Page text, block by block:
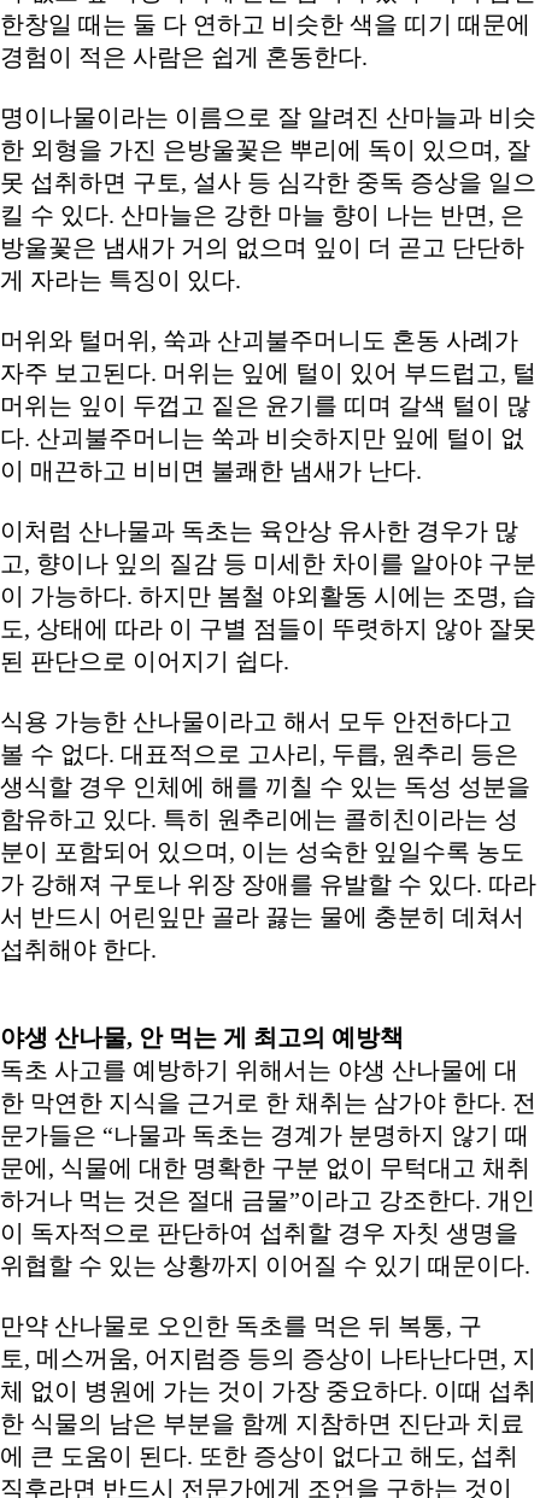
한창일 때는 둘 다 연하고 비슷한 색을 띠기 때문에
경험이 적은 사람은 쉽게 혼동한다.
명이나물이라는 이름으로 잘 알려진 산마늘과 비슷
한 외형을 가진 은방울꽃은 뿌리에 독이 있으며, 잘
못 섭취하면 구토, 설사 등 심각한 중독 증상을 일으
킬 수 있다. 산마늘은 강한 마늘 향이 나는 반면, 은
방울꽃은 냄새가 거의 없으며 잎이 더 곧고 단단하
게 자라는 특징이 있다.
머위와 털머위, 쑥과 산괴불주머니도 혼동 사례가
자주 보고된다. 머위는 잎에 털이 있어 부드럽고, 털
머위는 잎이 두껍고 짙은 윤기를 띠며 갈색 털이 많
다. 산괴불주머니는 쑥과 비슷하지만 잎에 털이 없
이 매끈하고 비비면 불쾌한 냄새가 난다.
이처럼 산나물과 독초는 육안상 유사한 경우가 많
고, 향이나 잎의 질감 등 미세한 차이를 알아야 구분
이 가능하다. 하지만 봄철 야외활동 시에는 조명, 습
도, 상태에 따라 이 구별 점들이 뚜렷하지 않아 잘못
된 판단으로 이어지기 쉽다.
식용 가능한 산나물이라고 해서 모두 안전하다고
볼 수 없다. 대표적으로 고사리, 두릅, 원추리 등은
생식할 경우 인체에 해를 끼칠 수 있는 독성 성분을
함유하고 있다. 특히 원추리에는 콜히친이라는 성
분이 포함되어 있으며, 이는 성숙한 잎일수록 농도
가 강해져 구토나 위장 장애를 유발할 수 있다. 따라
서 반드시 어린잎만 골라 끓는 물에 충분히 데쳐서
섭취해야 한다.
야생 산나물, 안 먹는 게 최고의 예방책
독초 사고를 예방하기 위해서는 야생 산나물에 대
한 막연한 지식을 근거로 한 채취는 삼가야 한다. 전
문가들은 “나물과 독초는 경계가 분명하지 않기 때
문에, 식물에 대한 명확한 구분 없이 무턱대고 채취
하거나 먹는 것은 절대 금물”이라고 강조한다. 개인
이 독자적으로 판단하여 섭취할 경우 자칫 생명을
위협할 수 있는 상황까지 이어질 수 있기 때문이다.
만약 산나물로 오인한 독초를 먹은 뒤 복통, 구
토, 메스꺼움, 어지럼증 등의 증상이 나타난다면, 지
체 없이 병원에 가는 것이 가장 중요하다. 이때 섭취
한 식물의 남은 부분을 함께 지참하면 진단과 치료
에 큰 도움이 된다. 또한 증상이 없다고 해도, 섭취
직후라면 반드시 전문가에게 조언을 구하는 것이